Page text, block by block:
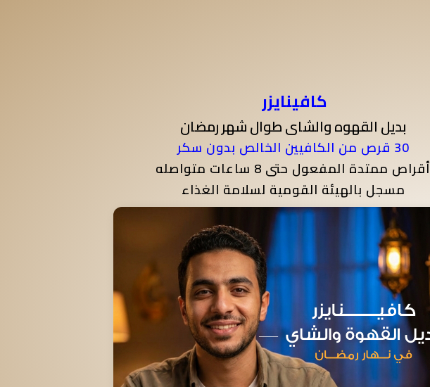
كافينايزر
بديل القهوه والشاى طوال شهر رمضان
30 قرص من الكافيين الخالص بدون سكر
أقراص ممتدة المفعول حتى 8 ساعات متواصله
مسجل بالهيئة القومية لسلامة الغذاء